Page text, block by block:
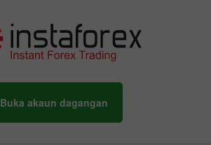
Buka akaun dagangan